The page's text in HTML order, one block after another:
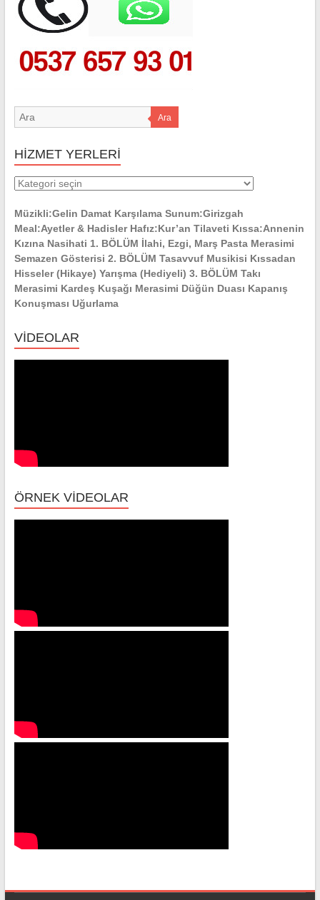
Ara
HİZMET YERLERİ
HİZMET
Müzikli:Gelin Damat Karşılama Sunum:Girizgah
Meal:Ayetler & Hadisler Hafız:Kur’an Tilaveti Kıssa:Annenin
Kızına Nasihati 1. BÖLÜM İlahi, Ezgi, Marş Pasta Merasimi
Semazen Gösterisi 2. BÖLÜM Tasavvuf Musikisi Kıssadan
Hisseler (Hikaye) Yarışma (Hediyeli) 3. BÖLÜM Takı
Merasimi Kardeş Kuşağı Merasimi Düğün Duası Kapanış
Konuşması Uğurlama
VİDEOLAR
ÖRNEK VİDEOLAR